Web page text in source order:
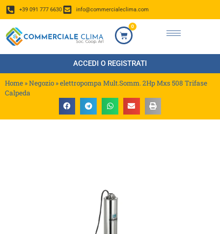
+39 091 777 6630 info@commercialeclima.com
0
ACCEDI O REGISTRATI
Home »Negozio »elettropompa Mult.Somm. 2Hp Mxs 508 Trifase
Calpeda